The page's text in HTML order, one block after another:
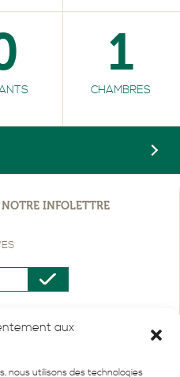
aux
nous utilisons des technologies
1
CHAMBRES
INFOLETTRE